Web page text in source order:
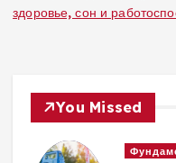
здоровье, сон и
You Missed